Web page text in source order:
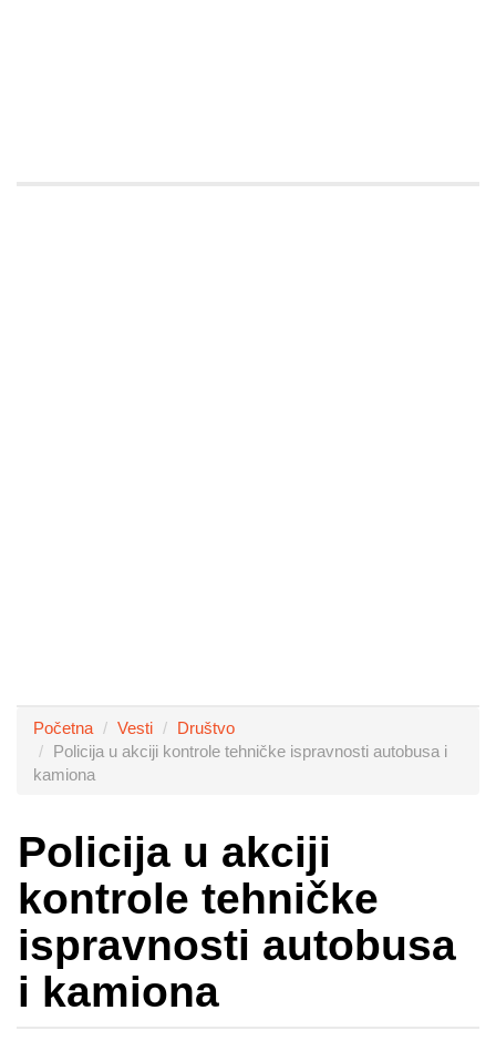
Početna Vesti
Društvo
Policija u akciji kontrole tehničke ispravnosti autobusa i
kamiona
Policija u akciji
kontrole tehničke
ispravnosti autobusa
i kamiona